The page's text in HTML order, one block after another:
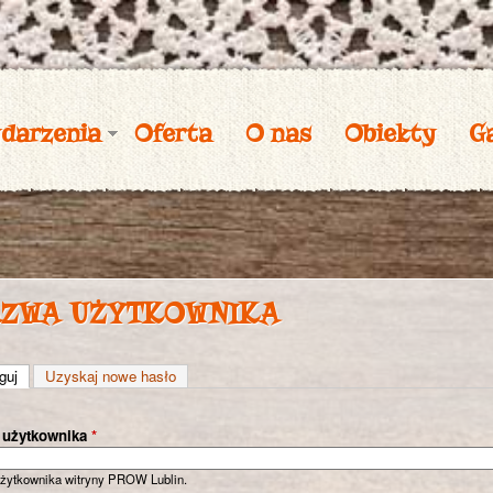
Przejdź
do
treści
Oferta O nas Obiekty
użytkownika
(aktywna karta)
Uzyskaj nowe hasło
*
witryny PROW Lublin.